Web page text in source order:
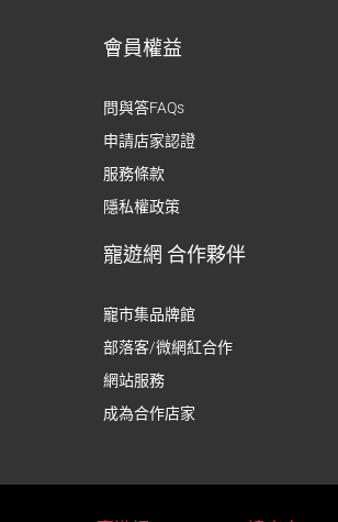
會員權益
問與答FAQs
申請店家認證
服務條款
隱私權政策
寵遊網 合作夥伴
寵市集品牌館
部落客/微網紅合作
網站服務
成為合作店家